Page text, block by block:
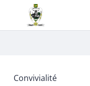
Site officiel
Convivialité